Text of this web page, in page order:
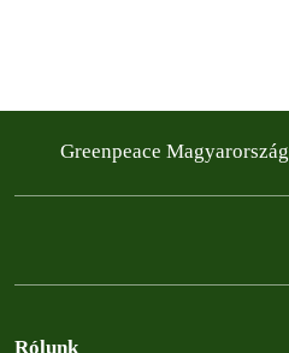
Greenpeace Magyarország
Rólunk